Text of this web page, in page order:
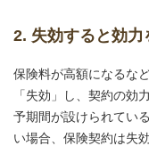
2. 失効すると効力
保険料が高額になるな
「失効」し、契約の効
予期間が設けられてい
い場合、保険契約は失